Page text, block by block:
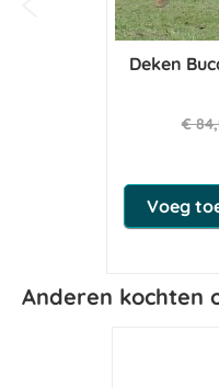
Deken
€
Voeg
Anderen kochten